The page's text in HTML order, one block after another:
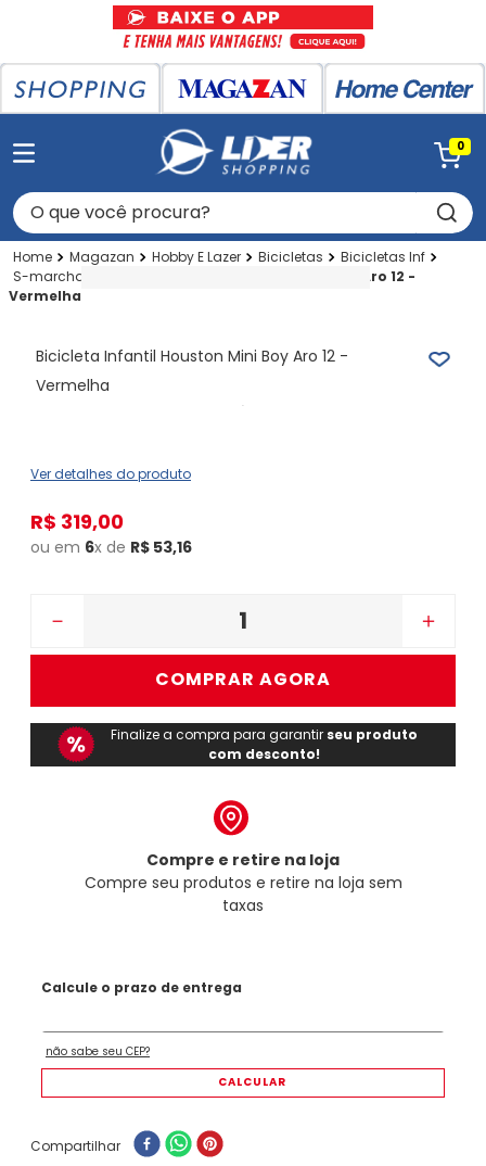
0
O que você procura?
Magazan Hobby E Lazer Bicicletas
Bicicletas Inf
S-marcha
Bicicleta Infantil Houston Mini Boy Aro 12 -
Vermelha
Bicicleta Infantil Houston Mini Boy Aro 12 -
Vermelha
Ver detalhes do produto
R$ 319,00
ou em 6x de R$ 53,16
＋
－
COMPRAR AGORA
Finalize a compra para garantir seu produto
com desconto!
Compre e retire na loja
Compre seu produtos e retire na loja sem
taxas
Compartilhar